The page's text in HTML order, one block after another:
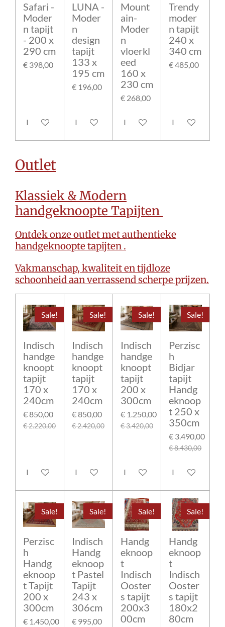
Safari -
Moder
n tapijt
- 200 x
290 cm
€ 398,00
In winkelwagen
LUNA -
Moder
n
design
tapijt
133 x
195 cm
€ 196,00
In winkelwagen
Mount
ain-
Moder
n
vloerkl
eed
160 x
230 cm
€ 268,00
In winkelwagen
Trendy
moder
n tapijt
240 x
340 cm
€ 485,00
In
Outlet
Klassiek & Modern
handgeknoopte Tapijten
Ontdek onze outlet met authentieke
handgeknoopte tapijten .
Vakmanschap, kwaliteit en tijdloze
schoonheid aan verrassend scherpe prijzen.
Sale!
Indisch
handge
knoopt
tapijt
170 x
240cm
€ 850,00
€ 2.220,00
In winkelwagen
Sale!
Indisch
handge
knoopt
tapijt
170 x
240cm
€ 850,00
€ 2.420,00
In winkelwagen
Sale!
Indisch
handge
knoopt
tapijt
200 x
300cm
€ 1.250,00
€ 3.420,00
In winkelwagen
Sale!
Perzisc
h
Bidjar
tapijt
Handg
eknoop
t 250 x
350cm
€ 3.490,00
€ 8.430,00
In
Sale!
Perzisc
h
Handg
eknoop
t Tapijt
200 x
300cm
€ 1.450,00
Sale!
Indisch
Handg
eknoop
t Pastel
Tapijt
243 x
306cm
€ 995,00
Sale!
Handg
eknoop
t
Indisch
Ooster
s tapijt
200x3
00cm
Sale!
Handg
eknoop
t
Indisch
Ooster
s tapijt
180x2
80cm